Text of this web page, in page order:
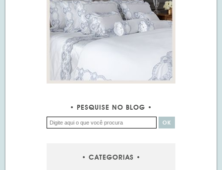
PESQUISE NO BLOG
CATEGORIAS